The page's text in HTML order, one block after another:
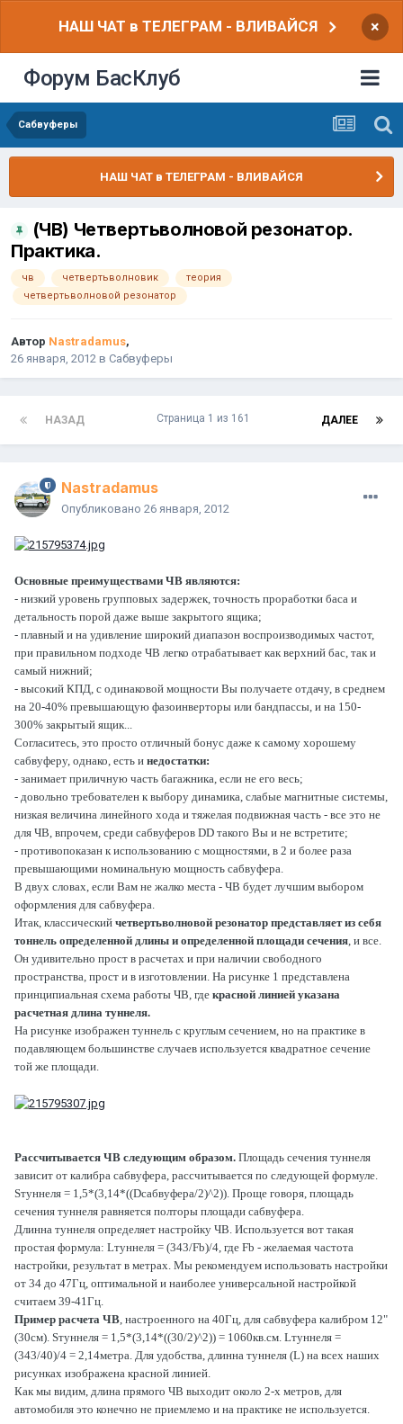
НАШ ЧАТ в ТЕЛЕГРАМ - ВЛИВАЙСЯ ×
Форум БасКлуб
Сабвуферы
НАШ ЧАТ в ТЕЛЕГРАМ - ВЛИВАЙСЯ
(ЧВ) Четвертьволновой резонатор.
Практика.
чв четвертьволновик
теория
четвертьволновой резонатор
Автор Nastradamus,
26 января, 2012 в Сабвуферы
НАЗАД ДАЛЕЕ
Страница 1 из 161
Nastradamus
Опубликовано 26 января, 2012
Основные преимуществами ЧВ являются:
- низкий уровень групповых задержек, точность проработки баса и
детальность порой даже выше закрытого ящика;
- плавный и на удивление широкий диапазон воспроизводимых частот,
при правильном подходе ЧВ легко отрабатывает как верхний бас, так и
самый нижний;
- высокий КПД, с одинаковой мощности Вы получаете отдачу, в среднем
на 20-40% превышающую фазоинверторы или бандпассы, и на 150-
300% закрытый ящик...
Согласитесь, это просто отличный бонус даже к самому хорошему
сабвуферу, однако, есть и недостатки:
- занимает приличную часть багажника, если не его весь;
- довольно требователен к выбору динамика, слабые магнитные системы,
низкая величина линейного хода и тяжелая подвижная часть - все это не
для ЧВ, впрочем, среди сабвуферов DD такого Вы и не встретите;
- противопоказан к использованию с мощностями, в 2 и более раза
превышающими номинальную мощность сабвуфера.
В двух словах, если Вам не жалко места - ЧВ будет лучшим выбором
оформления для сабвуфера.
Итак, классический четвертьволновой резонатор представляет из себя
тоннель определенной длины и определенной площади сечения , и все.
Он удивительно прост в расчетах и при наличии свободного
пространства, прост и в изготовлении. На рисунке 1 представлена
принципиальная схема работы ЧВ, где красной линией указана
расчетная длина туннеля.
На рисунке изображен туннель с круглым сечением, но на практике в
подавляющем большинстве случаев используется квадратное сечение
той же площади.
Рассчитывается ЧВ следующим образом. Площадь сечения туннеля
зависит от калибра сабвуфера, рассчитывается по следующей формуле.
Sтуннеля = 1,5*(3,14*((Dсабвуфера/2)^2)). Проще говоря, площадь
сечения туннеля равняется полторы площади сабвуфера.
Длинна туннеля определяет настройку ЧВ. Используется вот такая
простая формула: Lтуннеля = (343/Fb)/4, где Fb - желаемая частота
настройки, результат в метрах. Мы рекомендуем использовать настройки
от 34 до 47Гц, оптимальной и наиболее универсальной настройкой
считаем 39-41Гц.
Пример расчета ЧВ , настроенного на 40Гц, для сабвуфера калибром 12"
(30см). Sтуннеля = 1,5*(3,14*((30/2)^2)) = 1060кв.см. Lтуннеля =
(343/40)/4 = 2,14метра. Для удобства, длинна туннеля (L) на всех наших
рисунках изображена красной линией.
Как мы видим, длина прямого ЧВ выходит около 2-х метров, для
автомобиля это конечно не приемлемо и на практике не используется.